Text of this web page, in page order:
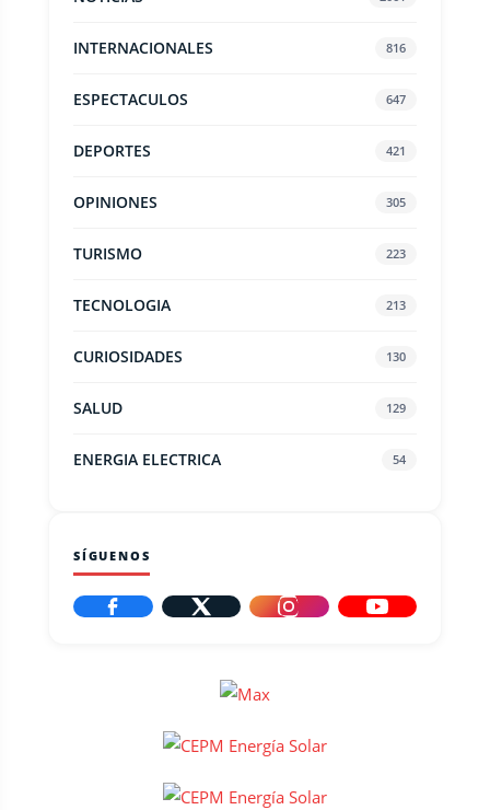
INTERNACIONALES 816
ESPECTACULOS 647
DEPORTES 421
OPINIONES 305
TURISMO 223
TECNOLOGIA 213
CURIOSIDADES 130
SALUD 129
ENERGIA ELECTRICA 54
SÍGUENOS